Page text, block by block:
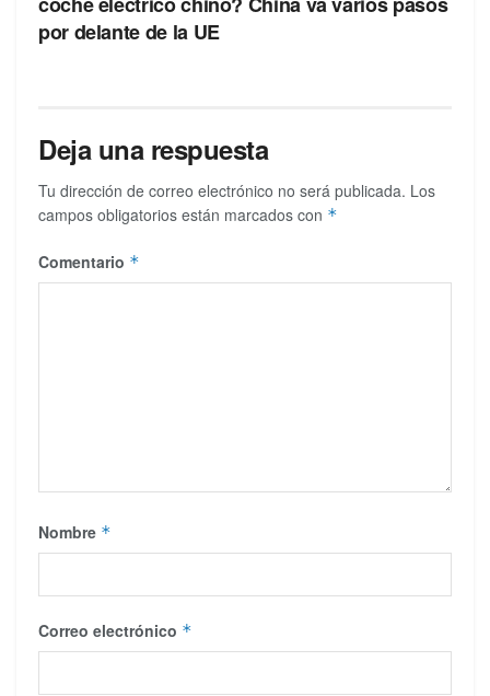
por delante de la UE
Deja una respuesta
Tu dirección de correo electrónico no será publicada. Los
campos obligatorios están marcados con *
Comentario *
Nombre *
Correo electrónico *